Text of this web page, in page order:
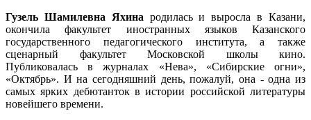
Гузель Шамилевна Яхина родилась и выросла в Казани,
окончила факультет иностранных языков Казанского
государственного педагогического института, а также
сценарный факультет Московской школы кино.
Публиковалась в журналах «Нева», «Сибирские огни»,
«Октябрь». И на сегодняшний день, пожалуй, она - одна из
самых ярких дебютанток в истории российской литературы
новейшего времени.